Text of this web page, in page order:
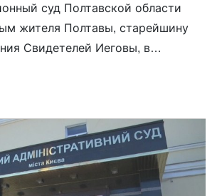
суд Полтавской области
жителя Полтавы, старейшину
Свидетелей Иеговы, в
3 года лишения свободы, но
сроком на 1 год. По материалам
военно-врачебной
повестку для отправки в
явки […]